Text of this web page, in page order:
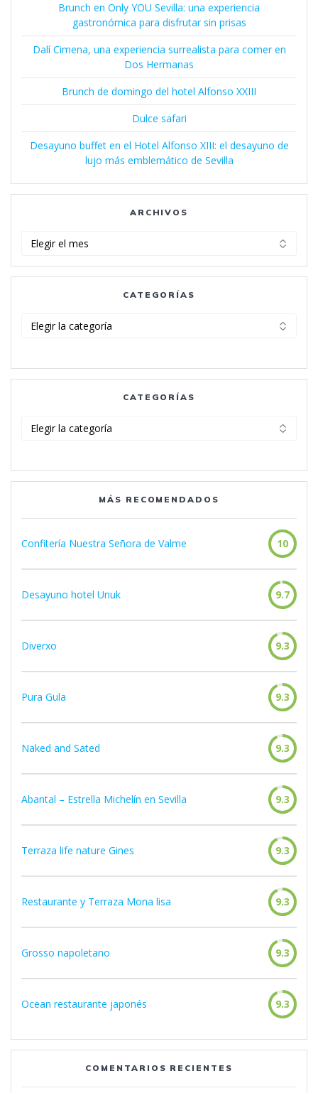
Brunch en Only YOU Sevilla: una experiencia
gastronómica para disfrutar sin prisas
Dalí Cimena, una experiencia surrealista para comer en
Dos Hermanas
Brunch de domingo del hotel Alfonso XXIII
Dulce safari
Desayuno buffet en el Hotel Alfonso XIII: el desayuno de
lujo más emblemático de Sevilla
ARCHIVOS
CATEGORÍAS
CATEGORÍAS
MÁS RECOMENDADOS
Confitería Nuestra Señora de Valme 10
Desayuno hotel Unuk 9.7
Diverxo 9.3
Pura Gula 9.3
Naked and Sated 9.3
Abantal – Estrella Michelín en Sevilla 9.3
Terraza life nature Gines 9.3
Restaurante y Terraza Mona lisa 9.3
Grosso napoletano 9.3
Ocean restaurante japonés 9.3
COMENTARIOS RECIENTES